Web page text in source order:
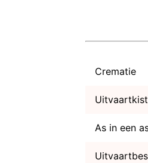
Crematie
Uitvaartkist
As in een